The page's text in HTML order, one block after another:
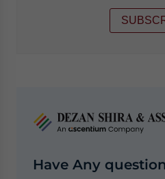
Have Any